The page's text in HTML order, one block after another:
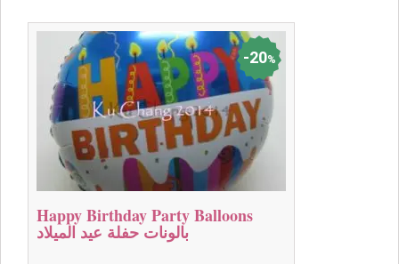
20%
Happy Birthday Party Balloons
بالونات حفلة عيد الميلاد